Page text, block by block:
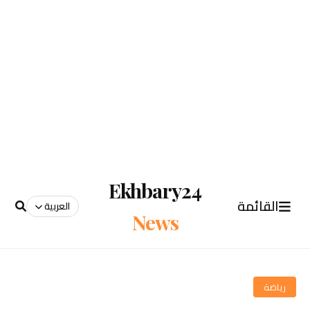
القائمة
Ekhbary24
News
العربية
رياضة